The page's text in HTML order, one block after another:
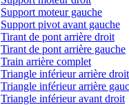
Support moteur gauche
Support pivot avant gauche
Tirant de pont arrière droit
Tirant de pont arrière gauche
Train arrière complet
Triangle inférieur arrière droit
Triangle inférieur arrière
Triangle inférieur avant droit